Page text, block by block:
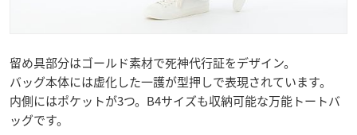
留め具部分はゴールド素材で死神代行証をデザイン。
バッグ本体には虚化した一護が型押しで表現されています。
内側にはポケットが3つ。B4サイズも収納可能な万能トートバ
ッグです。